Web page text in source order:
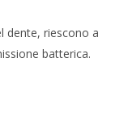
dente, riescono a
batterica.